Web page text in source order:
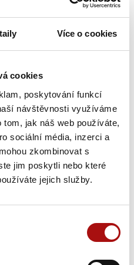
Více o cookies
cookies
poskytování funkcí
návštěvnosti využíváme
jak náš web používáte,
sociální média, inzerci a
zkombinovat s
jim poskytli nebo které
jejich služby.
víno
všech vín